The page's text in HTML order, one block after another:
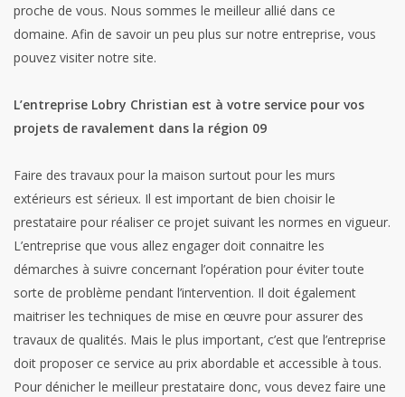
proche de vous. Nous sommes le meilleur allié dans ce
domaine. Afin de savoir un peu plus sur notre entreprise, vous
pouvez visiter notre site.
L’entreprise Lobry Christian est à votre service pour vos
projets de ravalement dans la région 09
Faire des travaux pour la maison surtout pour les murs
extérieurs est sérieux. Il est important de bien choisir le
prestataire pour réaliser ce projet suivant les normes en vigueur.
L’entreprise que vous allez engager doit connaitre les
démarches à suivre concernant l’opération pour éviter toute
sorte de problème pendant l’intervention. Il doit également
maitriser les techniques de mise en œuvre pour assurer des
travaux de qualités. Mais le plus important, c’est que l’entreprise
doit proposer ce service au prix abordable et accessible à tous.
Pour dénicher le meilleur prestataire donc, vous devez faire une